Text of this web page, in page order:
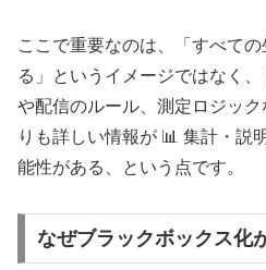
ここで重要なのは、「すべて
る」というイメージではなく
や配信のルール、測定ロジッ
りも詳しい情報が 📊 集計・説
能性がある、という点です。
なぜブラックボックス化